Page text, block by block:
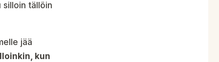
silloin tällöin
jää
kun